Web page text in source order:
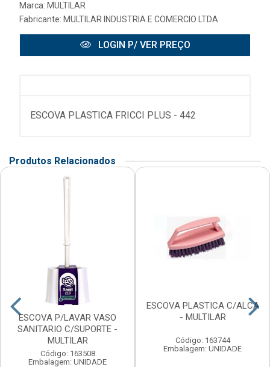
Marca: MULTILAR
Fabricante: MULTILAR INDUSTRIA E COMERCIO LTDA
LOGIN P/ VER PREÇO
ESCOVA PLASTICA FRICCI PLUS - 442
Produtos Relacionados
ESCOVA P/LAVAR VASO
SANITARIO C/SUPORTE -
MULTILAR
Código: 163508
Embalagem: UNIDADE
ESCOVA PLASTICA C/ALCA
- MULTILAR
Código: 163744
Embalagem: UNIDADE